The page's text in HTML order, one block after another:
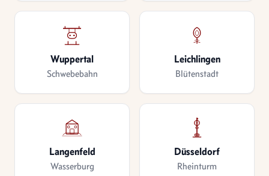
Wuppertal
Schwebebahn
Leichlingen
Blütenstadt
Langenfeld
Wasserburg
Düsseldorf
Rheinturm